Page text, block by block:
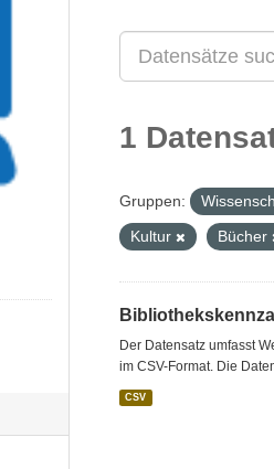
1
Gruppen:
Kultur
Bücher
Der Datensatz umfasst
im CSV-Format. Die
CSV